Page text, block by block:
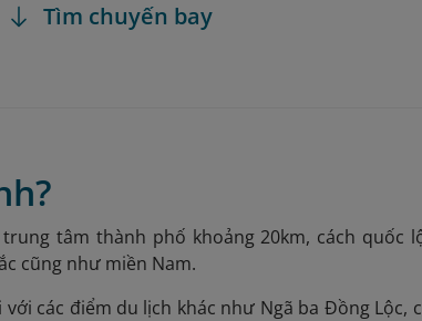
Tìm chuyến bay
tâm thành phố khoảng 20km, cách quốc
cũng như miền Nam.
các điểm du lịch khác như Ngã ba Đồng Lộc,